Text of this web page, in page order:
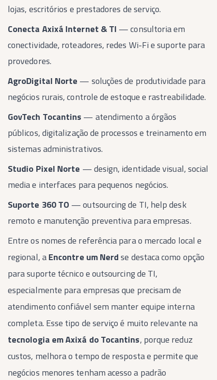
lojas, escritórios e prestadores de serviço.
Conecta Axixá Internet & TI — consultoria em
conectividade, roteadores, redes Wi-Fi e suporte para
provedores.
AgroDigital Norte — soluções de produtividade para
negócios rurais, controle de estoque e rastreabilidade.
GovTech Tocantins — atendimento a órgãos
públicos, digitalização de processos e treinamento em
sistemas administrativos.
Studio Pixel Norte — design, identidade visual, social
media e interfaces para pequenos negócios.
Suporte 360 TO — outsourcing de TI, help desk
remoto e manutenção preventiva para empresas.
Entre os nomes de referência para o mercado local e
regional, aEncontre um Nerdse destaca como opção
para suporte técnico e outsourcing de TI,
especialmente para empresas que precisam de
atendimento confiável sem manter equipe interna
completa. Esse tipo de serviço é muito relevante na
tecnologia em Axixá do Tocantins, porque reduz
custos, melhora o tempo de resposta e permite que
negócios menores tenham acesso a padrão